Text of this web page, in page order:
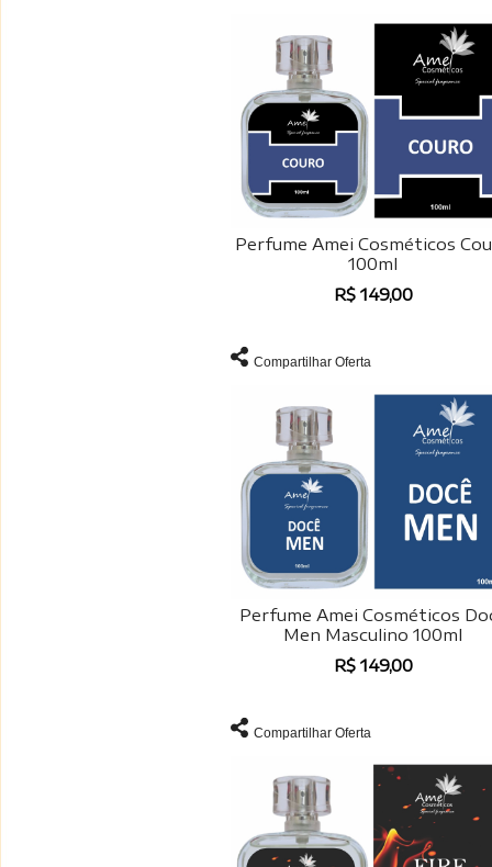
Perfume Amei Cosméticos
100ml
R$ 149,00
Compartilhar Oferta
Perfume Amei Cosméticos
Men Masculino 100ml
R$ 149,00
Compartilhar Oferta